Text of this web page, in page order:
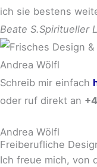
ich sie bestens
Beate S.Spiritueller
Schreib mir einfach
oder ruf direkt an
Andrea Wölfl
Freiberufliche
Ich freue mich, von